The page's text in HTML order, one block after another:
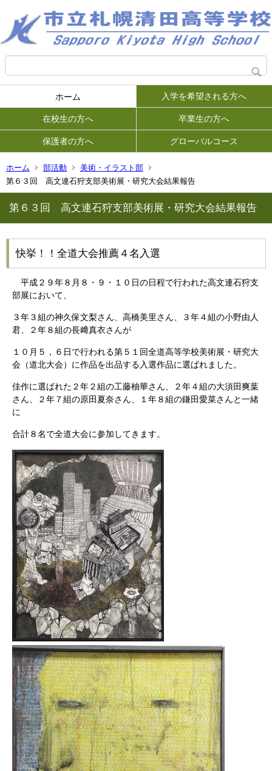
ホーム 入学を希望される方へ
在校生の方へ 卒業生の方へ
保護者の方へ グローバルコース
ホーム 部活動
美術・イラスト部
第６３回 高文連石狩支部美術展・研究大会結果報告
第６３回 高文連石狩支部美術展・研究大会結果報告
快挙！！全道大会推薦４名入選
平成２９年８月８・９・１０日の日程で行われた高文連石狩支
部展において、
３年３組の神久保文梨さん、高橋美里さん、３年４組の小野由人
君、２年８組の長﨑真衣さんが
１０月５，６日で行われる第５１回全道高等学校美術展・研究大
会（道北大会）に作品を出品する入選作品に選ばれました。
佳作に選ばれた２年２組の工藤柚華さん、２年４組の大須田爽葉
さん、２年７組の原田夏奈さん、１年８組の鎌田愛菜さんと一緒
に
合計８名で全道大会に参加してきます。